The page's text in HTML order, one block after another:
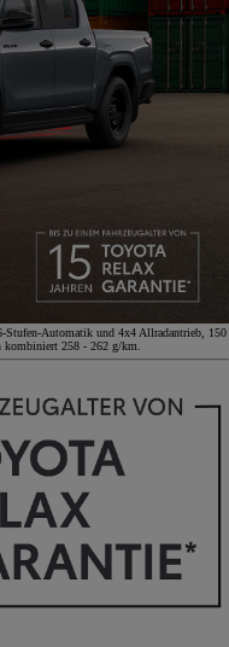
Automatik und 4x4 Allradantrieb, 150
258 - 262 g/km.